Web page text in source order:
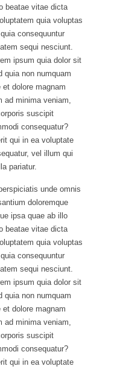
beatae vitae dicta
quia voluptas
consequuntur
sequi nesciunt.
ipsum quia dolor sit
quia non numquam
dolore magnam
ad minima veniam,
suscipit
consequatur?
qui in ea voluptate
vel illum qui
pariatur.
unde omnis
doloremque
ipsa quae ab illo
beatae vitae dicta
quia voluptas
consequuntur
sequi nesciunt.
ipsum quia dolor sit
quia non numquam
dolore magnam
ad minima veniam,
suscipit
consequatur?
qui in ea voluptate